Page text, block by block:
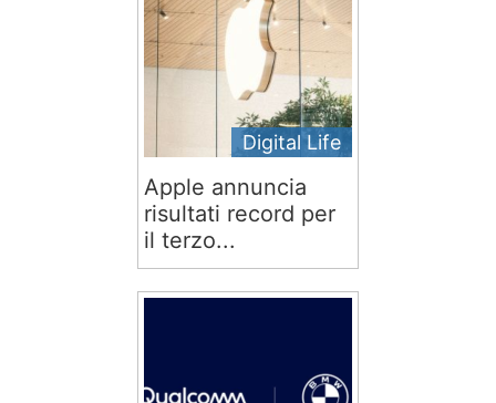
Digital Life
Apple annuncia
risultati record per
il terzo...